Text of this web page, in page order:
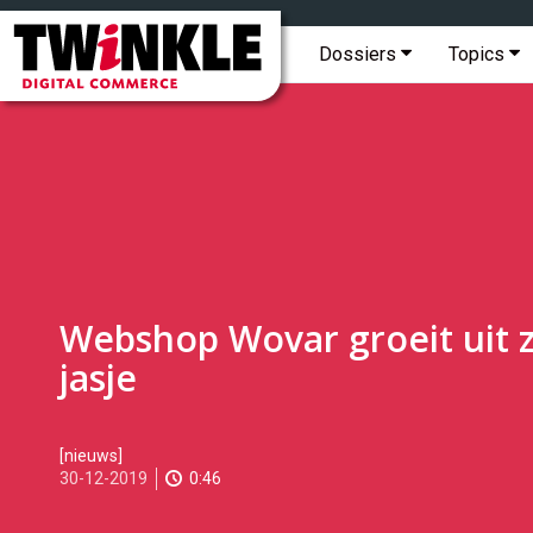
Twinkle
Digital
Commerce
Hoofdmenu
Dossiers Topics
Topmenu
Webshop Wovar groeit uit
jasje
2019-
12-
[nieuws]
30-12-2019
0:46